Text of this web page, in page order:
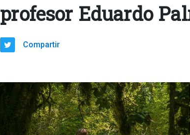
profesor Eduardo
Compartir